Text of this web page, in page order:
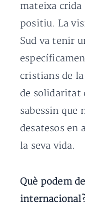
mateixa crida
positiu. La
Sud va tenir
cristians de
de solidaritat
sabessin que
desatesos en
la seva vida.
Què podem